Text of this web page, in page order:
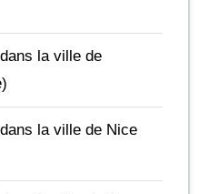
la ville de
la ville de Nice